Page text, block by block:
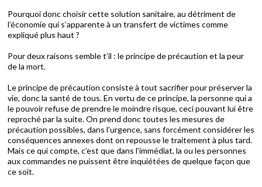
Pourquoi donc choisir cette solution sanitaire, au détriment de
l’économie qui s’apparente à un transfert de victimes comme
expliqué plus haut ?
Pour deux raisons semble t’il : le principe de précaution et la peur
de la mort.
Le principe de précaution consiste à tout sacrifier pour préserver la
vie, donc la santé de tous. En vertu de ce principe, la personne qui a
le pouvoir refuse de prendre le moindre risque, ceci pouvant lui être
reproché par la suite. On prend donc toutes les mesures de
précaution possibles, dans l’urgence, sans forcément considérer les
conséquences annexes dont on repousse le traitement à plus tard.
Mais ce qui compte, c’est que dans l’immédiat, la ou les personnes
aux commandes ne puissent être inquiétées de quelque façon que
ce soit.